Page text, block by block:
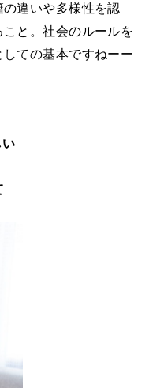
違いや多様性を認
と。社会のルールを
ての基本ですねーー